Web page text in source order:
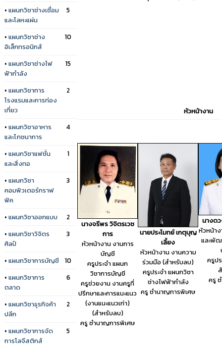
• แผนกวิชาช่างเชื่อม
และโลหะแผ่น
5
• แผนกวิชาช่าง
อิเล็กทรอนิกส์
10
• แผนกวิชาช่างไฟ
ฟ้ากำลัง
15
• แผนกวิชาการ
โรงแรมและการท่อง
เที่ยว
2
• แผนกวิชาอาหาร
และโภชนาการ
4
• แผนกวิชาแฟชั่น
และสิ่งทอ
1
• แผนกวิชา
คอมพิวเตอร์กราฟ
ฟิค
3
• แผนกวิชาออกแบบ
2
• แผนกวิชาวิจิตร
ศิลป์
3
• แผนกวิชาการบัญชี 10
• แผนกวิชาการ
ตลาด
6
• แผนกวิชาธุรกิจค้า
ปลีก
2
• แผนกวิชาการจัด
การโลจีสติกส์
5
หัวหน้างาน
นางจรีพร วิจิตรเวช
การ
หัวหน้างาน งานการ
บัญชี
ครูประจำ แผนก
วิชาการบัญชี
ครูช่วยงาน งานครูที่
ปรึกษาและการแนะแนว
(งานแนะแนวเก่า)
(สำหรับลบ)
ครู ชำนาญการพิเศษ
นายประโมทย์ เกตุบุญ
เลี้ยง
หัวหน้างาน งานความ
ร่วมมือ (สำหรับลบ)
ครูประจำ แผนกวิชา
ช่างไฟฟ้ากำลัง
ครู ชำนาญการพิเศษ
นางด
หัวหน้า
และพั
ครูป
ครู